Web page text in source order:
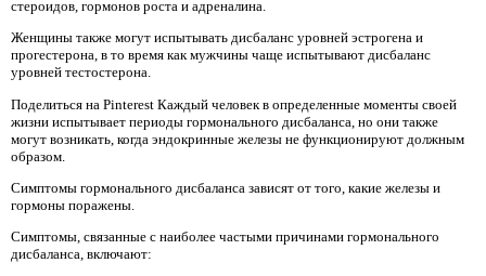
стероидов, гормонов роста и адреналина.
Женщины также могут испытывать дисбаланс уровней эстрогена и
прогестерона, в то время как мужчины чаще испытывают дисбаланс
уровней тестостерона.
Поделиться на Pinterest Каждый человек в определенные моменты своей
жизни испытывает периоды гормонального дисбаланса, но они также
могут возникать, когда эндокринные железы не функционируют должным
образом.
Симптомы гормонального дисбаланса зависят от того, какие железы и
гормоны поражены.
Симптомы, связанные с наиболее частыми причинами гормонального
дисбаланса, включают: